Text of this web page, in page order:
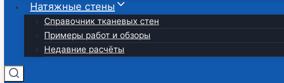
Натяжные стены
Справочник тканевых стен
Примеры работ и обзоры
Недавние расчёты